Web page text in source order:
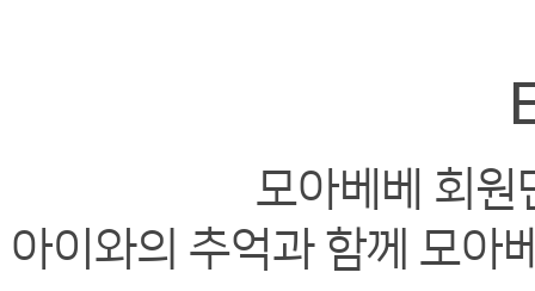
모아베베 회원
아이와의 추억과 함께 모아